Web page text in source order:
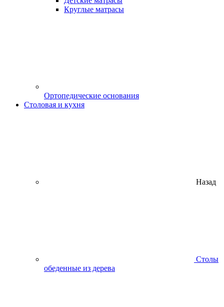
Круглые матрасы
Ортопедические основания
Столовая и кухня
Назад
Столы
обеденные из дерева